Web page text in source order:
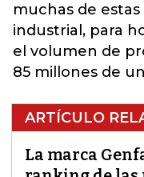
muchas de
industrial, para
el volumen de
85 millones de
ARTÍCULO
La marca